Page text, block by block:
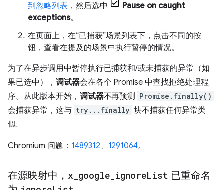
到忽略列表 ，然后选中
Pause on caught
exceptions。
在页面上，在“已捕获”场景列表下，点击不同的按
钮，查看在提及的场景中执行暂停的情况。
为了在异步调用中暂停执行已捕获和/或未捕获的异常（如
果已选中）， 调试器会在各个 Promise 中查找拒绝处理程
序。从此版本开始， 调试器不再预测 Promise.finally()
会捕获异常，这与 try...finally 块不捕获任何异常类
似。
Chromium 问题： 1489312、 1291064。
在源映射中， x google ignoreList 已重命名